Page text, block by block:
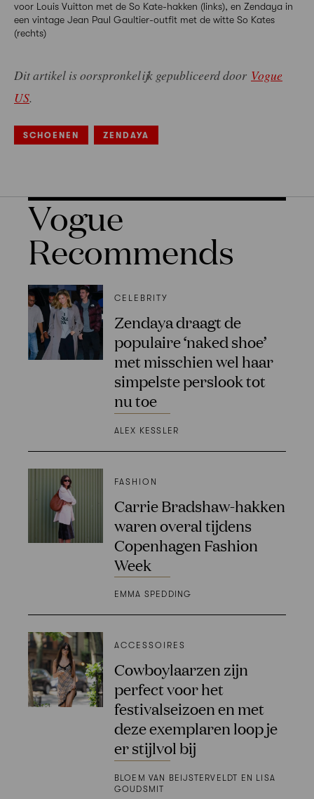
voor Louis Vuitton met de So Kate-hakken (links), en Zendaya in
een vintage Jean Paul Gaultier-outfit met de witte So Kates
(rechts)
Dit artikel is oorspronkelijk gepubliceerd door Vogue
US.
SCHOENEN ZENDAYA
Vogue
Recommends
CELEBRITY
Zendaya draagt de
populaire ‘naked shoe’
met misschien wel haar
simpelste perslook tot
nu toe
ALEX KESSLER
FASHION
Carrie Bradshaw-hakken
waren overal tijdens
Copenhagen Fashion
Week
EMMA SPEDDING
ACCESSOIRES
Cowboylaarzen zijn
perfect voor het
festivalseizoen en met
deze exemplaren loop je
er stijlvol bij
BLOEM VAN BEIJSTERVELDT EN LISA
GOUDSMIT